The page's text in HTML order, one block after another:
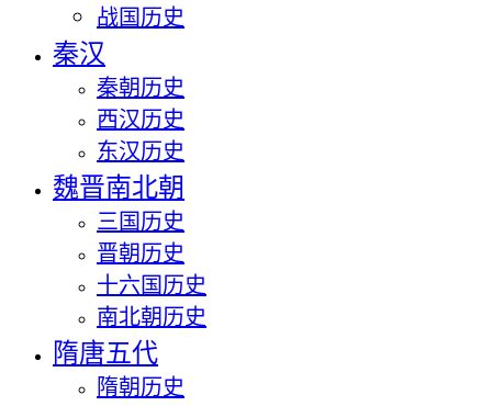
战国历史
秦汉
秦朝历史
西汉历史
东汉历史
魏晋南北朝
三国历史
晋朝历史
十六国历史
南北朝历史
隋唐五代
隋朝历史